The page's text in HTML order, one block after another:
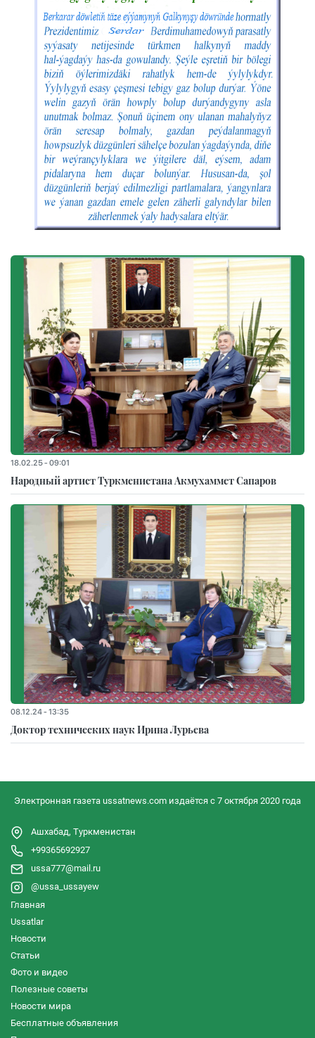
18.02.25 - 09:01
Народный артист Туркменистана Акмухаммет Сапаров
08.12.24 - 13:35
Доктор технических наук Ирина Лурьева
Электронная газета ussatnews.com издаётся с 7 октября 2020 года
Ашхабад, Туркменистан
+99365692927
ussa777@mail.ru
@ussa_ussayew
Главная
Ussatlar
Новости
Статьи
Фото и видео
Полезные советы
Новости мира
Бесплатные объявления